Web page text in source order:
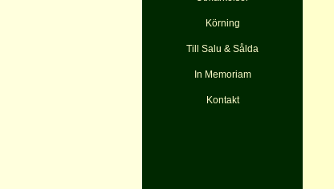
Körning
Till Salu & Sålda
In Memoriam
Kontakt